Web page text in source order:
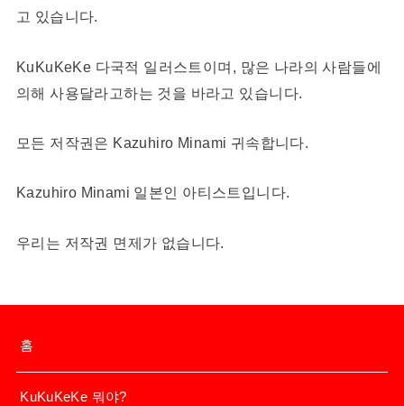
고 있습니다.
KuKuKeKe 다국적 일러스트이며, 많은 나라의 사람들에
의해 사용달라고하는 것을 바라고 있습니다.
모든 저작권은 Kazuhiro Minami 귀속합니다.
Kazuhiro Minami 일본인 아티스트입니다.
우리는 저작권 면제가 없습니다.
홈
KuKuKeKe 뭐야?